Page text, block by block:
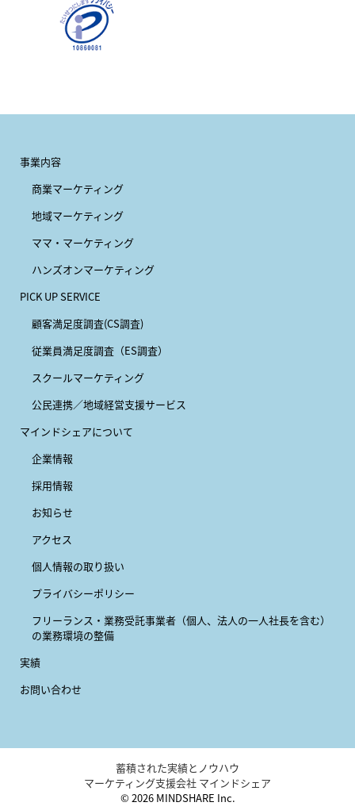
事業内容
商業マーケティング
地域マーケティング
ママ・マーケティング
ハンズオンマーケティング
PICK UP SERVICE
顧客満足度調査(CS調査)
従業員満足度調査（ES調査）
スクールマーケティング
公民連携／地域経営支援サービス
マインドシェアについて
企業情報
採用情報
お知らせ
アクセス
個人情報の取り扱い
プライバシーポリシー
フリーランス・業務受託事業者 （個人、法人の一人社長を含む）
の業務環境の整備
実績
お問い合わせ
蓄積された実績とノウハウ
マーケティング支援会社 マインドシェア
© 2026 MINDSHARE Inc.